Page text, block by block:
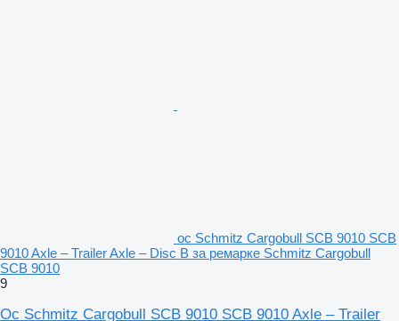
ос Schmitz Cargobull SCB 9010 SCB
9010 Axle – Trailer Axle – Disc B за ремарке Schmitz Cargobull
SCB 9010
9
Ос Schmitz Cargobull SCB 9010 SCB 9010 Axle – Trailer